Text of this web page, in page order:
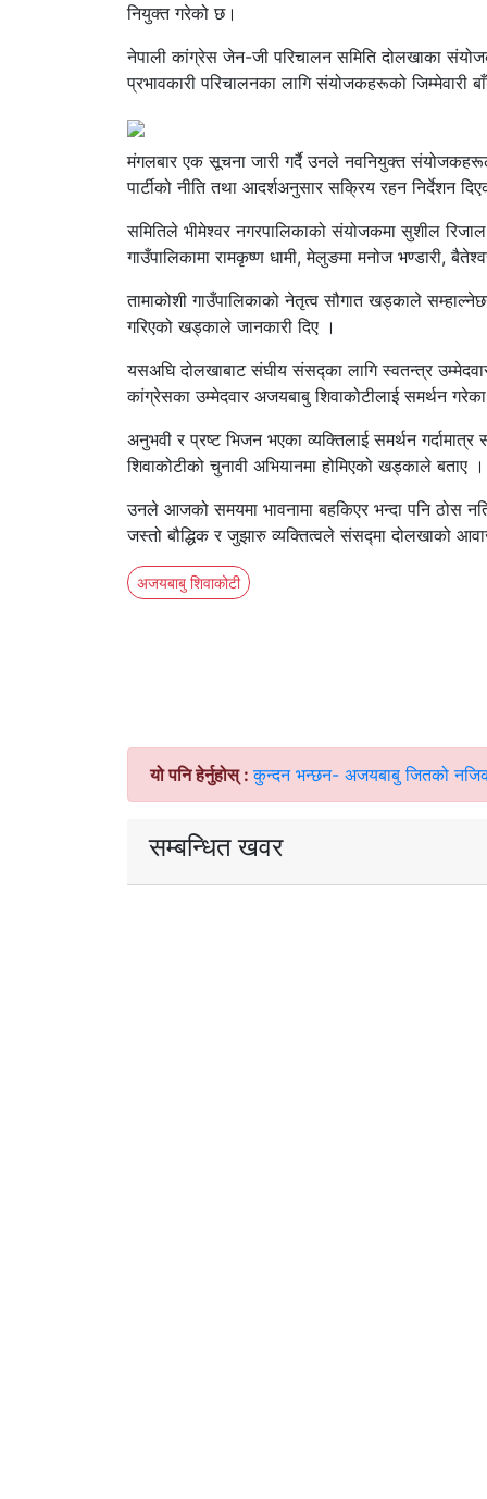
नियुक्त गरेको छ।
नेपाली कांग्रेस जेन-जी परिचालन समिति दोलखाका
प्रभावकारी परिचालनका लागि संयोजकहरूको जिम्मेवारी
मंगलबार एक सूचना जारी गर्दै उनले नवनियुक्त
पार्टीको नीति तथा आदर्शअनुसार सक्रिय रहन निर्देशन
समितिले भीमेश्वर नगरपालिकाको संयोजकमा सुशील
गाउँपालिकामा रामकृष्ण धामी, मेलुङमा मनोज भण्डारी,
तामाकोशी गाउँपालिकाको नेतृत्व सौगात खड्काले
गरिएको खड्काले जानकारी दिए ।
यसअघि दोलखाबाट संघीय संसद्का लागि स्वतन्त्र
कांग्रेसका उम्मेदवार अजयबाबु शिवाकोटीलाई समर्थन
अनुभवी र प्रष्ट भिजन भएका व्यक्तिलाई समर्थन
शिवाकोटीको चुनावी अभियानमा होमिएको खड्काले बताए ।
उनले आजको समयमा भावनामा बहकिएर भन्दा पनि ठोस
जस्तो बौद्धिक र जुझारु व्यक्तित्वले संसद्मा दोलखाको
अजयबाबु शिवाकोटी
यो पनि हेर्नुहोस् :कुन्दन भन्छन- अजयबाबु जितको
सम्बन्धित खवर